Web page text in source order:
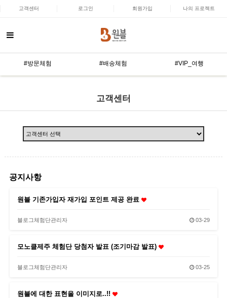
고객센터 로그인 회원가입 나의 프로젝트
#방문체험 #배송체험 #VIP_여행
고객센터
공지사항
원블 기존가입자 재가입 포인트 제공 완료
블로그체험단관리자 03-29
모노클제주 체험단 당첨자 발표 (조기마감 발표)
블로그체험단관리자 03-25
원블에 대한 표현을 이미지로..!!